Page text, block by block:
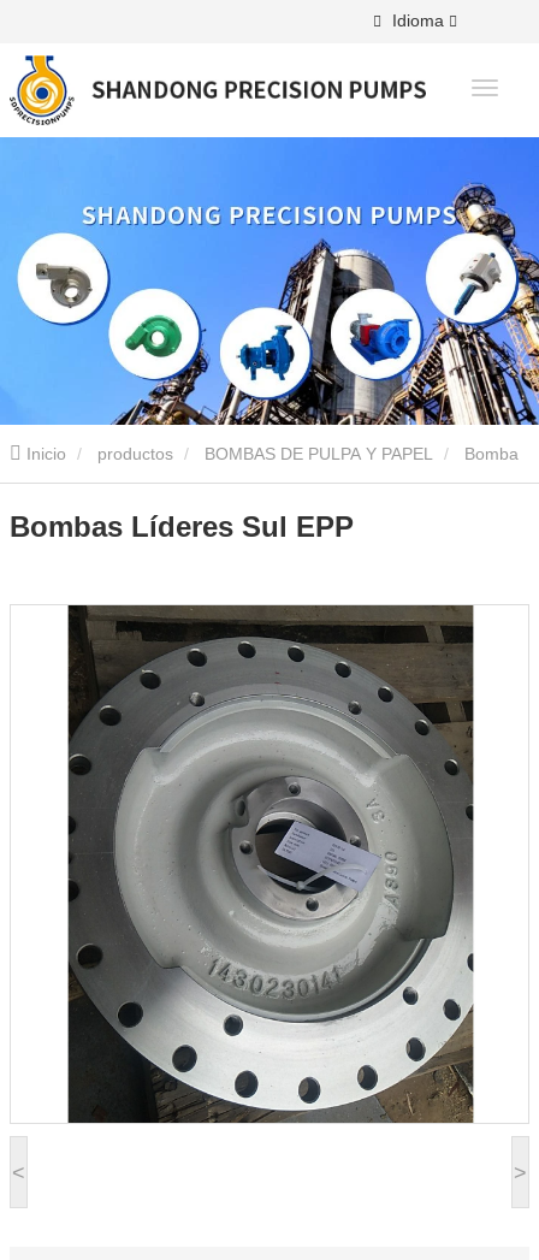
Idioma
Inicio productos BOMBAS DE PULPA Y PAPEL Bomba
EPP Bombas Líderes Sul EPP
< >
Bombas Líderes Sul EPP